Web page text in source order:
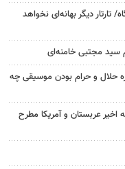
دیگر بهانه‌ای نخواهد
سید مجتبی خامنه‌ای
حلال و حرام بودن موسیقی چه
اخیر عربستان و آمریکا مطرح